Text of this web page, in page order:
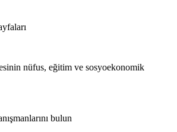
nüfus, eğitim ve sosyoekonomik
bulun